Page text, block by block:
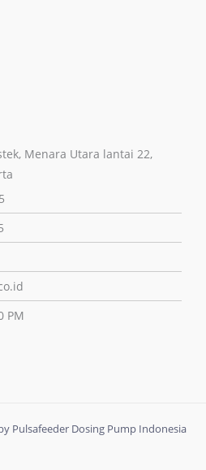
Menara Utara lantai 22,
PM
Pulsafeeder Dosing Pump Indonesia